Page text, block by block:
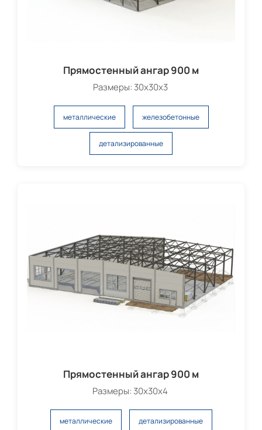
Прямостенный ангар 900 м
Размеры: 30х30х3
металлические железобетонные
детализированные
Прямостенный ангар 900 м
Размеры: 30х30х4
металлические детализированные